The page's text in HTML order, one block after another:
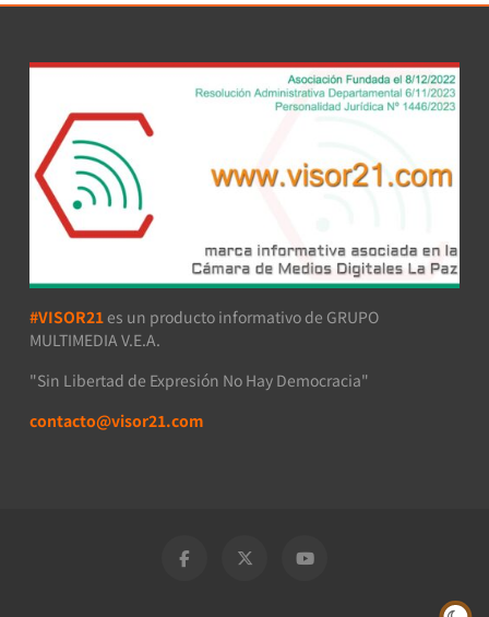
#VISOR21 es un producto informativo de GRUPO
MULTIMEDIA V.E.A.
"Sin Libertad de Expresión No Hay Democracia"
contacto@visor21.com